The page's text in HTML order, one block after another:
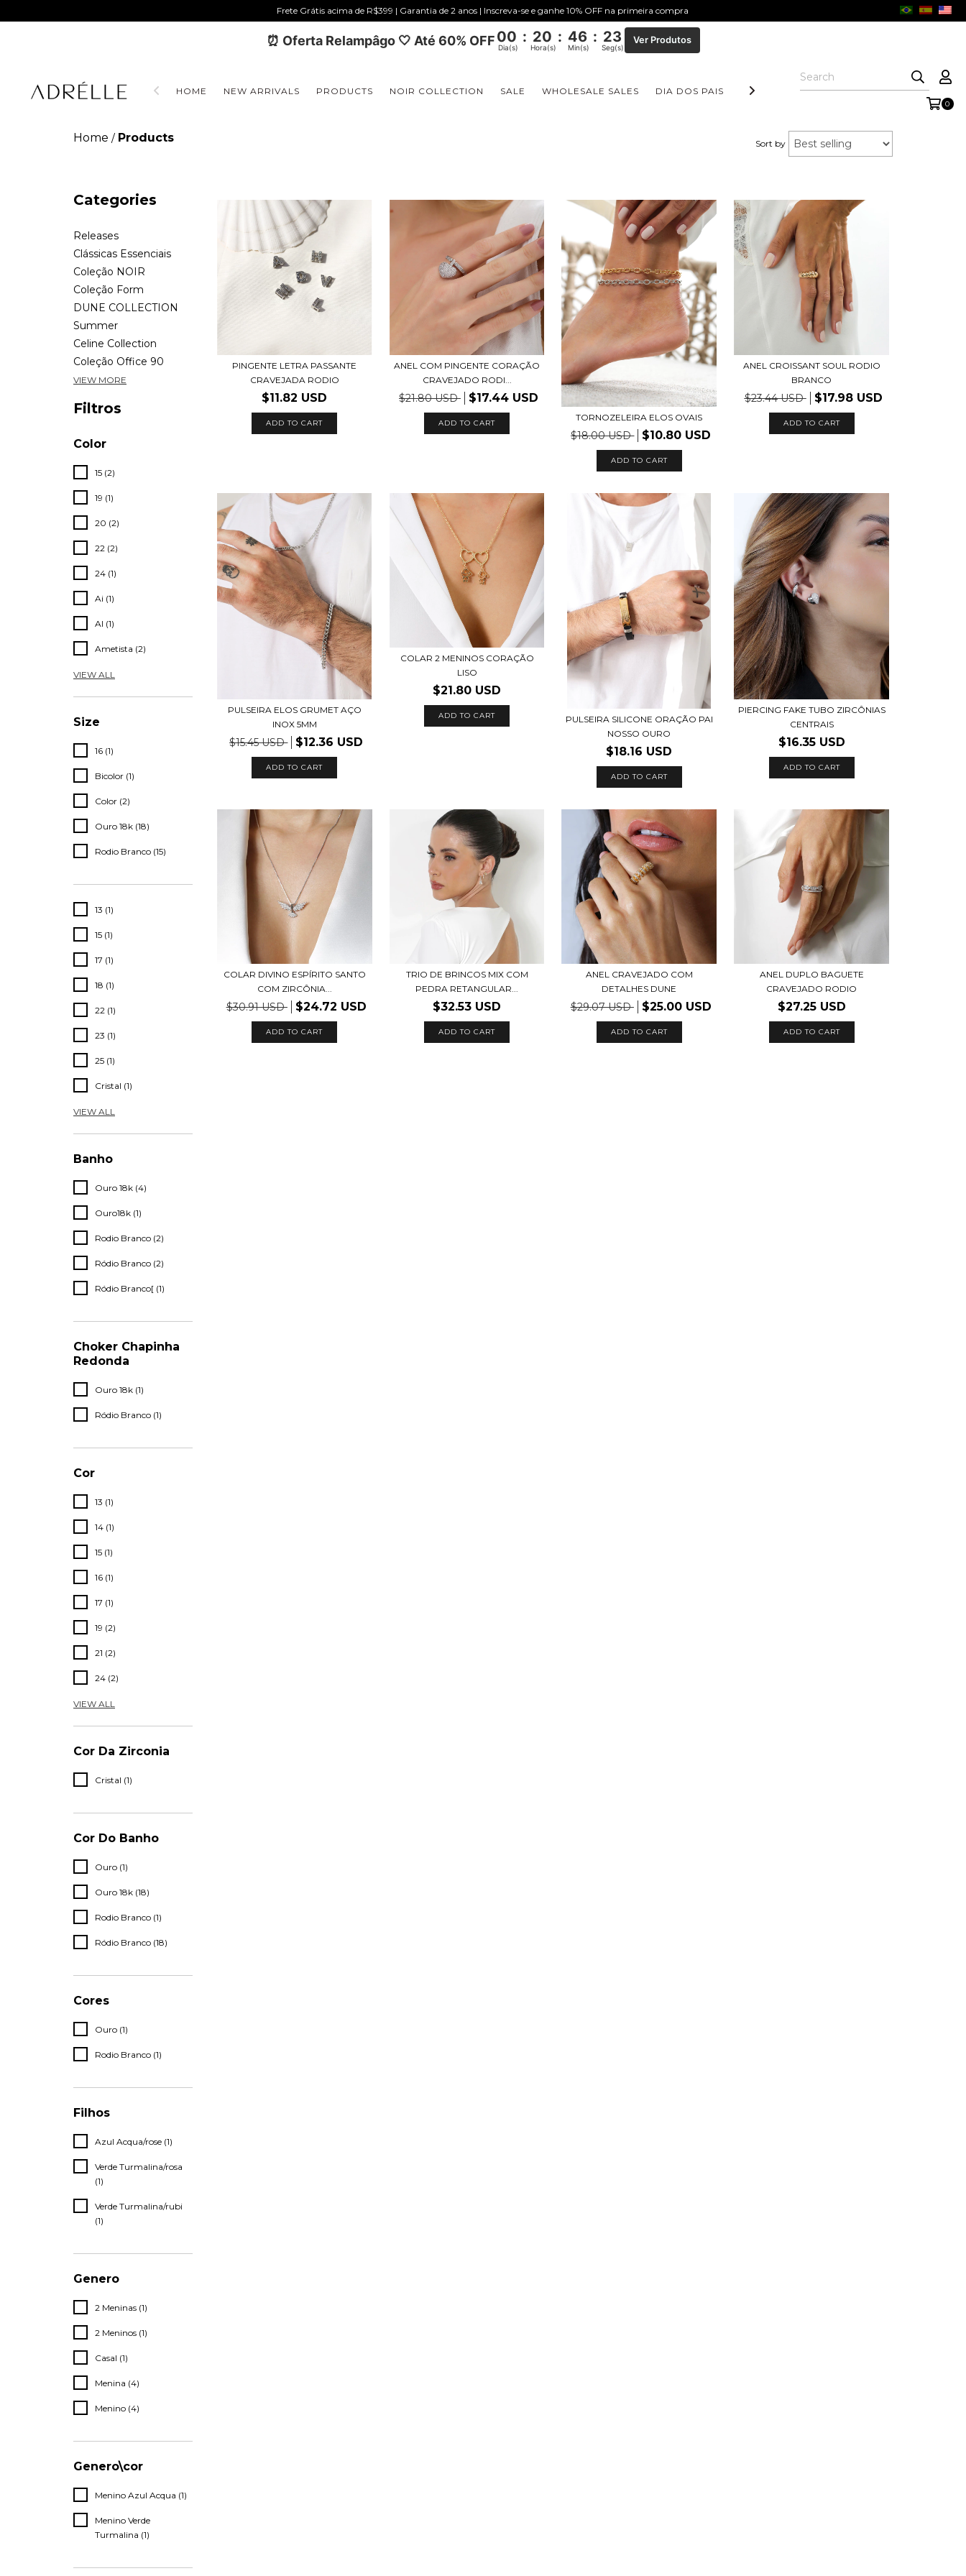
Frete Grátis acima de R$399 | Garantia de 2 anos | Inscreva-se e ganhe 10% OFF na primeira compra
⏰ Oferta Relampâgo 🤍 Até 60% OFF00 : 20 : 46 : 22
Dia(s) Hora(s) Min(s) Seg(s)
Ver Produtos
HOME NEW ARRIVALS PRODUCTS NOIR COLLECTION SALE WHOLESALE SALES DIA DOS PAIS COLEÇÃO AURORA FORM COLLECTION
0
Home / Products Sort by
Categories
Releases
Clássicas Essenciais
Coleção NOIR
Coleção Form
DUNE COLLECTION
Summer
Celine Collection
Coleção Office 90
VIEW MORE
Filtros
Color
15 (2)
19 (1)
20 (2)
22 (2)
24 (1)
Ai (1)
Al (1)
Ametista (2)
VIEW ALL
Size
16 (1)
Bicolor (1)
Color (2)
Ouro 18k (18)
Rodio Branco (15)
13 (1)
15 (1)
17 (1)
18 (1)
22 (1)
23 (1)
25 (1)
Cristal (1)
VIEW ALL
Banho
Ouro 18k (4)
Ouro18k (1)
Rodio Branco (2)
Ródio Branco (2)
Ródio Branco[ (1)
Choker Chapinha
Redonda
Ouro 18k (1)
Ródio Branco (1)
Cor
13 (1)
14 (1)
15 (1)
16 (1)
17 (1)
19 (2)
21 (2)
24 (2)
VIEW ALL
Cor Da Zirconia
Cristal (1)
Cor Do Banho
Ouro (1)
Ouro 18k (18)
Rodio Branco (1)
Ródio Branco (18)
Cores
Ouro (1)
Rodio Branco (1)
Filhos
Azul Acqua/rose (1)
Verde Turmalina/rosa
(1)
Verde Turmalina/rubi
(1)
Genero
2 Meninas (1)
2 Meninos (1)
Casal (1)
Menina (4)
Menino (4)
Genero\cor
Menino Azul Acqua (1)
Menino Verde
Turmalina (1)
PINGENTE LETRA PASSANTE
CRAVEJADA RODIO
$11.82 USD
ANEL COM PINGENTE CORAÇÃO
CRAVEJADO RODI...
$21.80 USD $17.44 USD
ADD TO CART
TORNOZELEIRA ELOS OVAIS
$18.00 USD $10.80 USD
ADD TO CART
ANEL CROISSANT SOUL RODIO
BRANCO
$23.44 USD $17.98 USD
ADD TO CART
PULSEIRA ELOS GRUMET AÇO
INOX 5MM
$15.45 USD $12.36 USD
COLAR 2 MENINOS CORAÇÃO
LISO
$21.80 USD
PULSEIRA SILICONE ORAÇÃO PAI
NOSSO OURO
$18.16 USD
PIERCING FAKE TUBO ZIRCÔNIAS
CENTRAIS
$16.35 USD
ADD TO CART
COLAR DIVINO ESPÍRITO SANTO
COM ZIRCÔNIA...
$30.91 USD $24.72 USD
ADD TO CART
TRIO DE BRINCOS MIX COM
PEDRA RETANGULAR...
$32.53 USD
ADD TO CART
ANEL CRAVEJADO COM
DETALHES DUNE
$29.07 USD $25.00 USD
ADD TO CART
ANEL DUPLO BAGUETE
CRAVEJADO RODIO
$27.25 USD
ADD TO CART